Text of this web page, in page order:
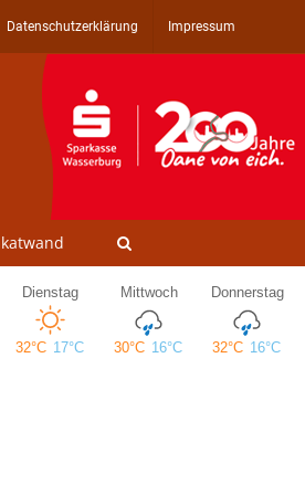
Datenschutzerklärung Impressum